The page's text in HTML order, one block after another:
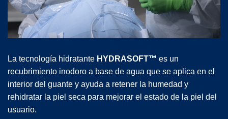
La tecnología hidratante HYDRASOFT™ es un
recubrimiento inodoro a base de agua que se aplica en el
interior del guante y ayuda a retener la humedad y
rehidratar la piel seca para mejorar el estado de la piel del
usuario.